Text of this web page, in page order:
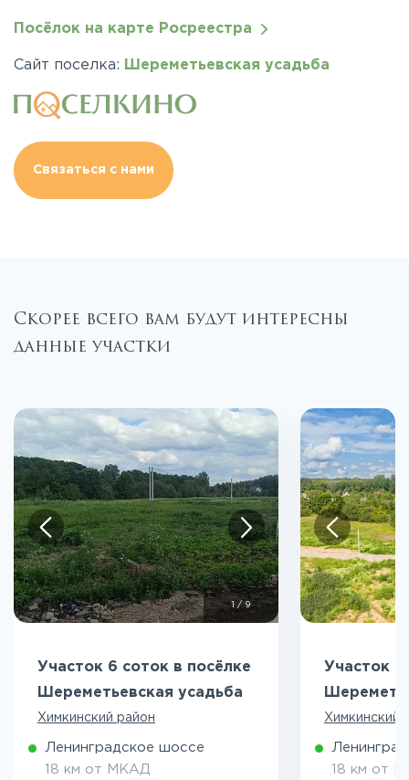
Посёлок на карте Росреестра
Сайт поселка: Шереметьевская усадьба
Связаться с нами
Скорее всего вам будут интересны
данные участки
/ 9
Участок 6 соток в посёлке
Шереметьевская усадьба
Химкинский район
Ленинградское шоссе
18 км от МКАД
Участок 5
Химкинский
18 км от